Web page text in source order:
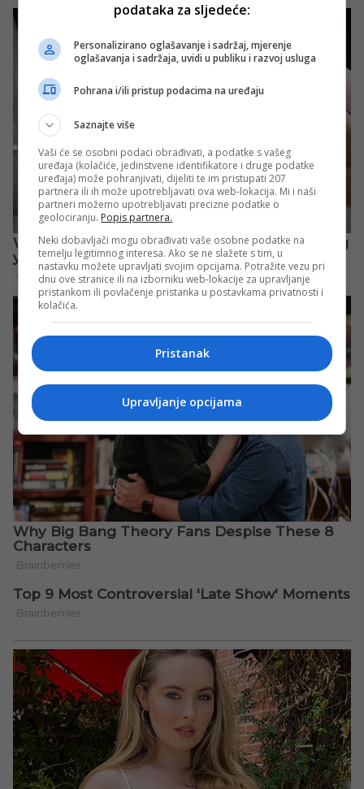
podataka za sljedeće:
Personalizirano oglašavanje i sadržaj, mjerenje
oglašavanja i sadržaja, uvidi u publiku i razvoj usluga
Pohrana i/ili pristup podacima na uređaju
Saznajte više
Vaši će se osobni podaci obrađivati, a podatke s vašeg
uređaja (kolačiće, jedinstvene identifikatore i druge podatke
uređaja) može pohranjivati, dijeliti te im pristupati 207
partnera ili ih može upotrebljavati ova web-lokacija. Mi i naši
partneri možemo upotrebljavati precizne podatke o
geolociranju. Popis partnera.
Neki dobavljači mogu obrađivati vaše osobne podatke na
temelju legitimnog interesa. Ako se ne slažete s tim, u
nastavku možete upravljati svojim opcijama. Potražite vezu pri
dnu ove stranice ili na izborniku web-lokacije za upravljanje
pristankom ili povlačenje pristanka u postavkama privatnosti i
kolačića.
Pristanak
Upravljanje opcijama